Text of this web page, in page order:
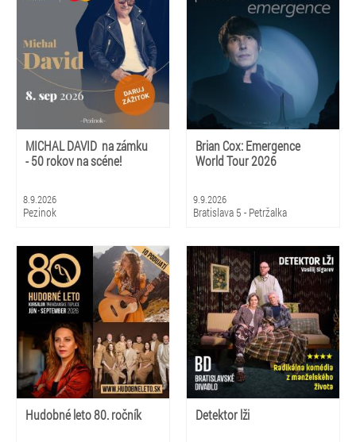
MICHAL DAVID na zámku
- 50 rokov na scéne!
8.9.2026
Pezinok
Brian Cox: Emergence
World Tour 2026
9.9.2026
Bratislava 5 - Petržalka
Hudobné leto 80. ročník Detektor lži